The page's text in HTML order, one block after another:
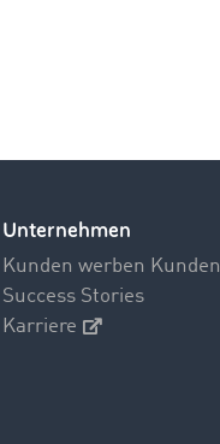
Unternehmen
Kunden werben Kunden
Success Stories
Karriere